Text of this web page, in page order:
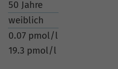
50 Jahre
weiblich
0.07 pmol/l
19.3 pmol/l